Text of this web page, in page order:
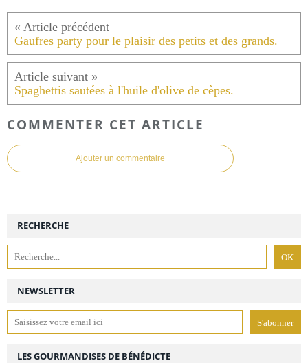
Gaufres party pour le plaisir des petits et des grands.
Spaghettis sautées à l'huile d'olive de cèpes.
COMMENTER CET ARTICLE
Ajouter un commentaire
NEWSLETTER
RECHERCHE
LES GOURMANDISES DE BÉNÉDICTE